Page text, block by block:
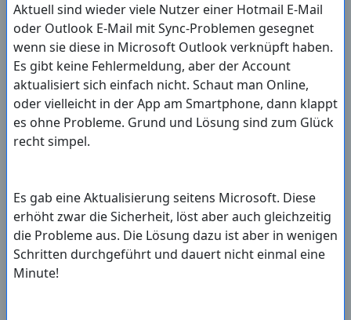
Aktuell sind wieder viele Nutzer einer Hotmail E-Mail
oder Outlook E-Mail mit Sync-Problemen gesegnet
wenn sie diese in Microsoft Outlook verknüpft haben.
Es gibt keine Fehlermeldung, aber der Account
aktualisiert sich einfach nicht. Schaut man Online,
oder vielleicht in der App am Smartphone, dann klappt
es ohne Probleme. Grund und Lösung sind zum Glück
recht simpel.
Es gab eine Aktualisierung seitens Microsoft. Diese
erhöht zwar die Sicherheit, löst aber auch gleichzeitig
die Probleme aus. Die Lösung dazu ist aber in wenigen
Schritten durchgeführt und dauert nicht einmal eine
Minute!